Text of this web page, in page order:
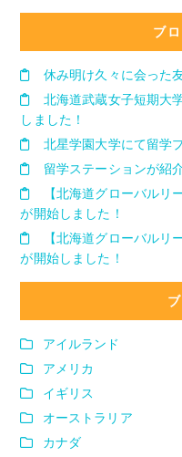
ブ
休み明け久々に会った
北海道武蔵女子短期大
しました！
北星学園大学にて留学
留学ステーションが紹
【北海道グローバルリ
が開始しました！
【北海道グローバルリ
が開始しました！
アイルランド
アメリカ
イギリス
オーストラリア
カナダ